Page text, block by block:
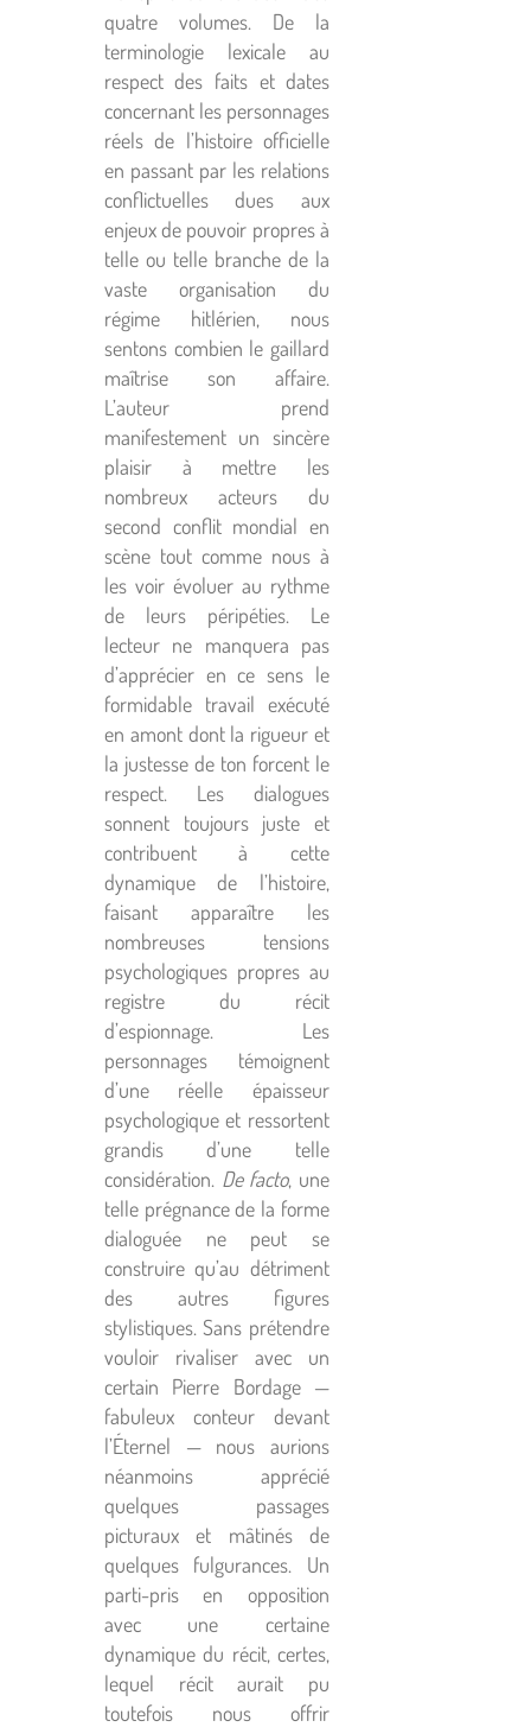
quatre volumes. De la
terminologie lexicale au
respect des faits et dates
concernant les personnages
réels de l’histoire officielle
en passant par les relations
conflictuelles dues aux
enjeux de pouvoir propres à
telle ou telle branche de la
vaste organisation du
régime hitlérien, nous
sentons combien le gaillard
maîtrise son affaire.
L’auteur prend
manifestement un sincère
plaisir à mettre les
nombreux acteurs du
second conflit mondial en
scène tout comme nous à
les voir évoluer au rythme
de leurs péripéties. Le
lecteur ne manquera pas
d’apprécier en ce sens le
formidable travail exécuté
en amont dont la rigueur et
la justesse de ton forcent le
respect. Les dialogues
sonnent toujours juste et
contribuent à cette
dynamique de l’histoire,
faisant apparaître les
nombreuses tensions
psychologiques propres au
registre du récit
d’espionnage. Les
personnages témoignent
d’une réelle épaisseur
psychologique et ressortent
grandis d’une telle
considération. De facto, une
telle prégnance de la forme
dialoguée ne peut se
construire qu’au détriment
des autres figures
stylistiques. Sans prétendre
vouloir rivaliser avec un
certain Pierre Bordage —
fabuleux conteur devant
l’Éternel — nous aurions
néanmoins apprécié
quelques passages
picturaux et mâtinés de
quelques fulgurances. Un
parti-pris en opposition
avec une certaine
dynamique du récit, certes,
lequel récit aurait pu
toutefois nous offrir